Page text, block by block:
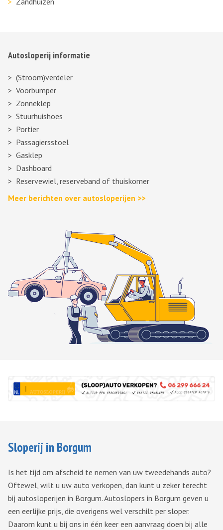
Autosloperij informatie
(Stroom)verdeler
Voorbumper
Zonneklep
Stuurhuishoes
Portier
Passagiersstoel
Gasklep
Dashboard
Reservewiel, reserveband of thuiskomer
Meer berichten over autosloperijen >>
Sloperij in Borgum
Is het tijd om afscheid te nemen van uw tweedehands auto?
Oftewel, wilt u uw auto verkopen, dan kunt u zeker terecht
bij autosloperijen in Borgum. Autoslopers in Borgum geven u
een eerlijke prijs, die overigens wel verschilt per sloper.
Daarom kunt u bij ons in één keer een aanvraag doen bij alle